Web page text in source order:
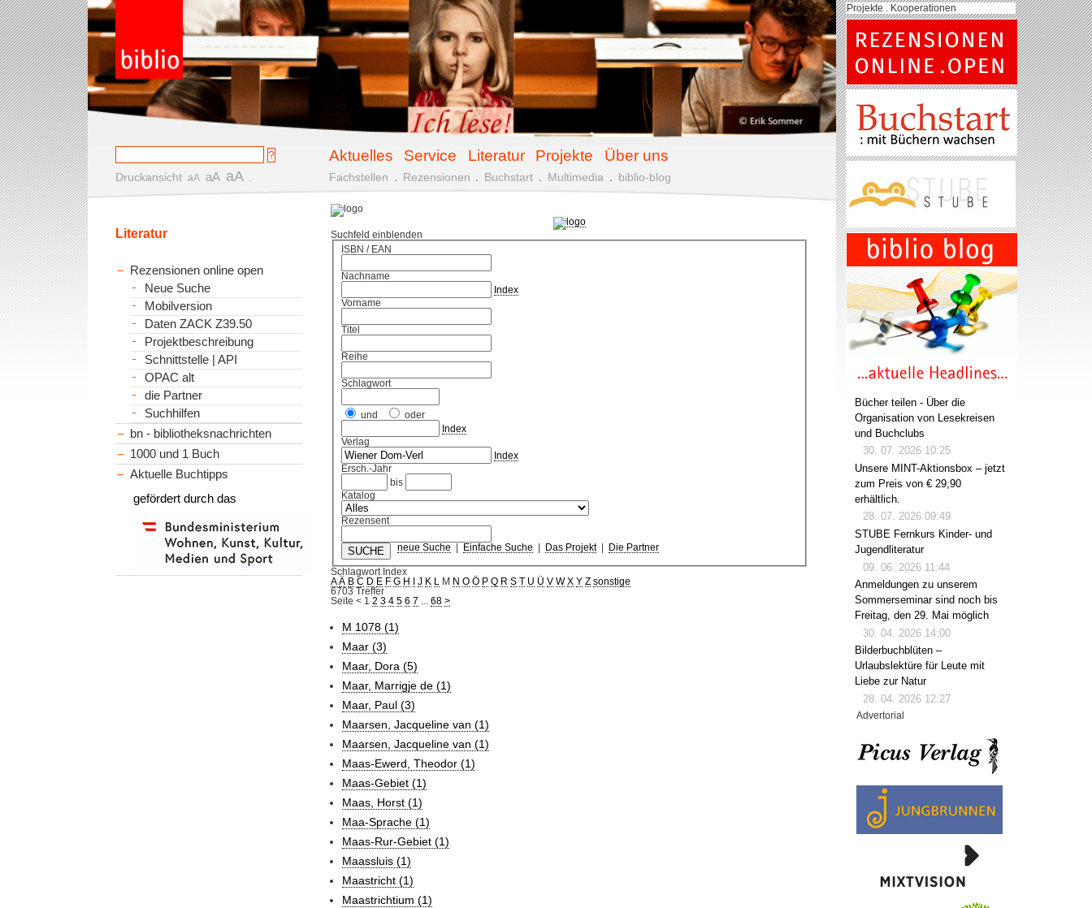
Aktuelles Service Literatur Projekte Über uns
Druckansicht aA aA aA Fachstellen Rezensionen Buchstart Multimedia biblio-blog
Suchfeld einblenden
ISBN / EAN
Nachname
Index
Vorname
Titel
Reihe
Schlagwort
und
oder
Index
Verlag
Index
Ersch.-Jahr
bis
Katalog
Rezensent
neue Suche Einfache Suche Das Projekt| Die Partner
Schlagwort Index
A Ä B C D E F G H J K M N O Ö P Q R S U Ü V W X Y Z sonstige
6703 Treffer
Seite< 1 2 3 4 5 6 7 ...68 >
M 1078 (1)
Maar (3)
Maar, Dora (5)
Maar, Marrigje de (1)
Maar, Paul (3)
Maarsen, Jacqueline van (1)
Maarsen, Jacqueline van (1)
Maas-Ewerd, Theodor (1)
Maas-Gebiet (1)
Maas, Horst (1)
Maa-Sprache (1)
Maas-Rur-Gebiet (1)
Maassluis (1)
Maastricht (1)
Maastrichtium (1)
Literatur
Rezensionen online open
Neue Suche
Mobilversion
Daten ZACK Z39.50
Projektbeschreibung
Schnittstelle | API
OPAC alt
die Partner
Suchhilfen
bn - bibliotheksnachrichten
1000 und 1 Buch
Aktuelle Buchtipps
gefördert durch das
Projekte . Kooperationen
Bücher teilen - Über die
Organisation von Lesekreisen
und Buchclubs
30. 07. 2026 10:25
Unsere MINT-Aktionsbox – jetzt
zum Preis von € 29,90
erhältlich.
28. 07. 2026 09:49
STUBE Fernkurs Kinder- und
Jugendliteratur
09. 06. 2026 11:44
Anmeldungen zu unserem
Sommerseminar sind noch bis
Freitag, den 29. Mai möglich
30. 04. 2026 14:00
Bilderbuchblüten –
Urlaubslektüre für Leute mit
Liebe zur Natur
28. 04. 2026 12:27
Advertorial